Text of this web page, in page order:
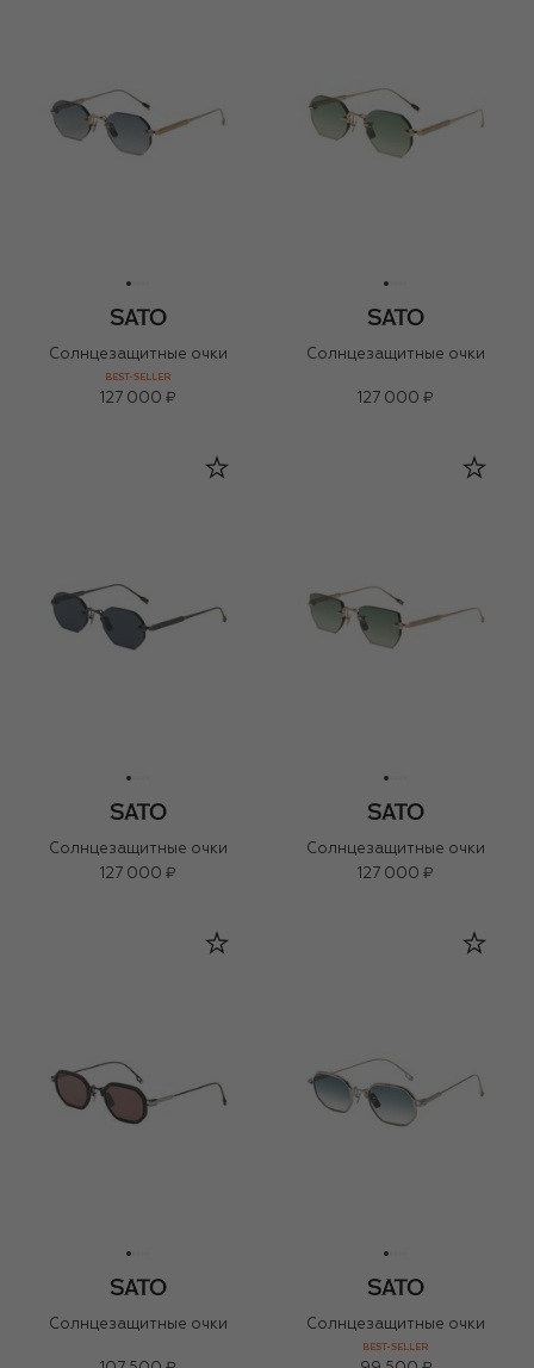
Солнцезащитные очки
BEST-SELLER
127 000 ₽
Солнцезащитные очки
127 000 ₽
Солнцезащитные очки
127 000 ₽
Солнцезащитные очки
127 000 ₽
Солнцезащитные очки Солнцезащитные очки
BEST-SELLER